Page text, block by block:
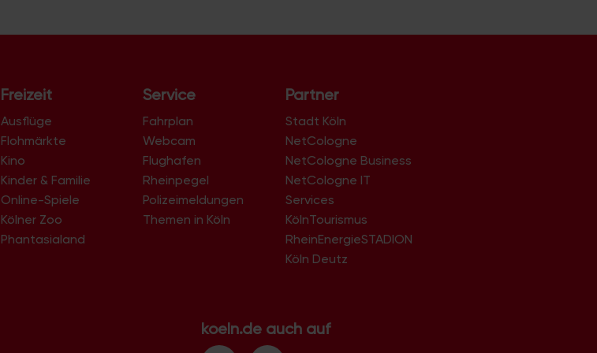
Freizeit
Ausflüge
Flohmärkte
Kino
Kinder & Familie
Online-Spiele
Kölner Zoo
Phantasialand
Service
Fahrplan
Webcam
Flughafen
Rheinpegel
Polizeimeldungen
Themen in Köln
Partner
Stadt Köln
NetCologne
NetCologne Business
NetCologne IT
Services
KölnTourismus
RheinEnergieSTADION
Köln Deutz
koeln.de auch auf